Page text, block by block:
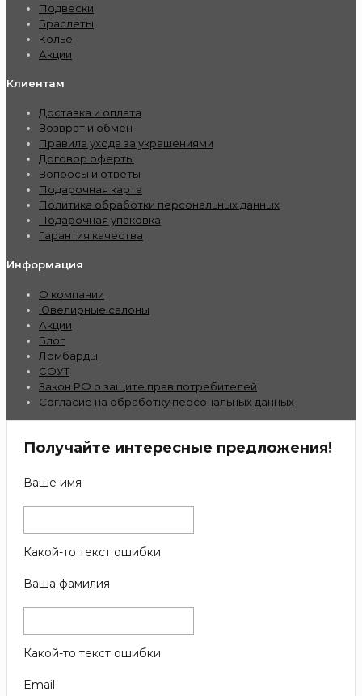
Подвески
Браслеты
Колье
Акции
Клиентам
Доставка и оплата
Возврат и обмен
Правила ухода за украшениями
Договор оферты
Вопросы и ответы
Подарочная карта
Политика обработки персональных данных
Подарочная упаковка
Гарантия качества
Информация
О компании
Ювелирные салоны
Акции
Блог
Ломбарды
СОУТ
Закон РФ о защите прав потребителей
Согласие на обработку персональных данных
Получайте интересные предложения!
Ваше имя
Какой-то текст ошибки
Ваша фамилия
Какой-то текст ошибки
Email